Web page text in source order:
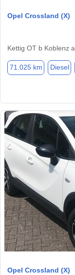
Opel Crossland (X)
Kettig OT b Koblenz
71.025 km Diesel
Opel Crossland (X)